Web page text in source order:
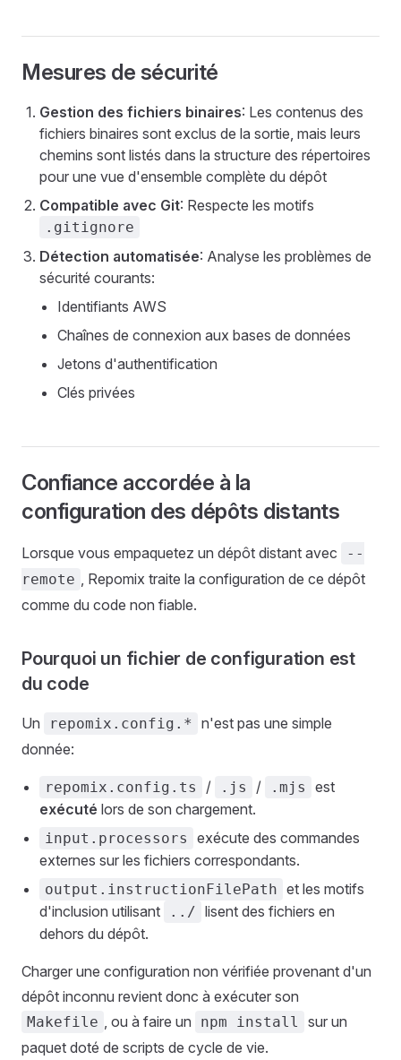
Mesures de sécurité
Gestion des fichiers binaires: Les contenus des
fichiers binaires sont exclus de la sortie, mais leurs
chemins sont listés dans la structure des répertoires
pour une vue d'ensemble complète du dépôt
Compatible avec Git: Respecte les motifs
.gitignore
Détection automatisée: Analyse les problèmes de
sécurité courants:
Identifiants AWS
Chaînes de connexion aux bases de données
Jetons d'authentification
Clés privées
Confiance accordée à la
configuration des dépôts distants
Lorsque vous empaquetez un dépôt distant avec
--
remote , Repomix traite la configuration de ce dépôt
comme du code non fiable.
Pourquoi un fichier de configuration est
du code
Un repomix.config.*
n'est pas une simple
donnée:
repomix.config.ts / .js / .mjs
est
exécuté lors de son chargement.
input.processors
exécute des commandes
externes sur les fichiers correspondants.
output.instructionFilePath et les motifs
d'inclusion utilisant
../ lisent des fichiers en
dehors du dépôt.
Charger une configuration non vérifiée provenant d'un
dépôt inconnu revient donc à exécuter son
Makefile , ou à faire un npm install
sur un
paquet doté de scripts de cycle de vie.